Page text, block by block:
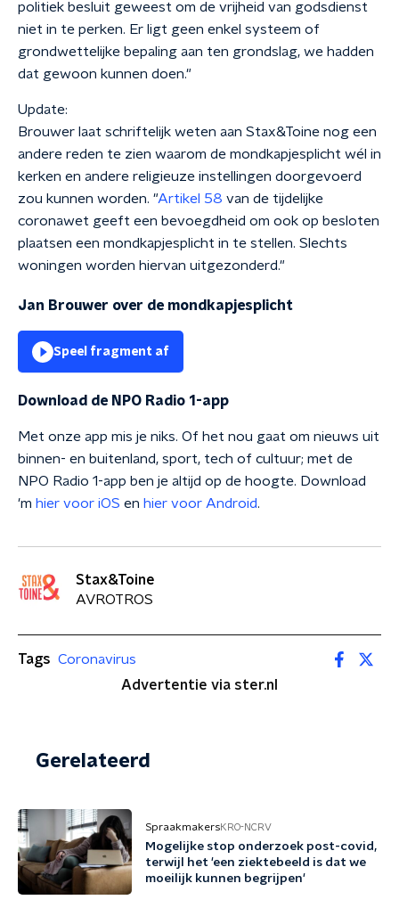
politiek besluit geweest om de vrijheid van godsdienst
niet in te perken. Er ligt geen enkel systeem of
grondwettelijke bepaling aan ten grondslag, we hadden
dat gewoon kunnen doen."
Update:
Brouwer laat schriftelijk weten aan Stax&Toine nog een
andere reden te zien waarom de mondkapjesplicht wél in
kerken en andere religieuze instellingen doorgevoerd
zou kunnen worden. "Artikel 58 van de tijdelijke
coronawet geeft een bevoegdheid om ook op besloten
plaatsen een mondkapjesplicht in te stellen. Slechts
woningen worden hiervan uitgezonderd."
Jan Brouwer over de mondkapjesplicht
Speel fragment af
Download de NPO Radio 1-app
Met onze app mis je niks. Of het nou gaat om nieuws uit
binnen- en buitenland, sport, tech of cultuur; met de
NPO Radio 1-app ben je altijd op de hoogte. Download
'm hier voor iOS en hier voor Android.
Stax&Toine
AVROTROS
Tags Coronavirus
Advertentie via ster.nl
Gerelateerd
SpraakmakersKRO-NCRV
Mogelijke stop onderzoek post-covid,
terwijl het 'een ziektebeeld is dat we
moeilijk kunnen begrijpen'